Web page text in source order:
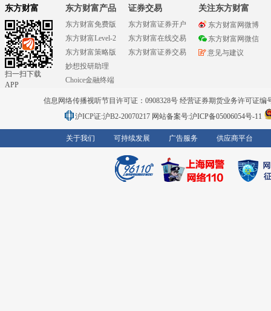
东方财富
扫一扫下载
APP
东方财富产品
东方财富免费版
东方财富Level-2
东方财富策略版
妙想投研助理
Choice金融终端
证券交易
东方财富证券开户
东方财富在线交易
东方财富证券交易
关注东方财富
东方财富网微博
东方财富网微信
意见与建议
信息网络传播视听节目许可证：0908328号 经营证券期货业务许可证编
沪ICP证:沪B2-20070217 网站备案号:沪ICP备05006054号-11
关于我们 可持续发展 广告服务 供应商平台